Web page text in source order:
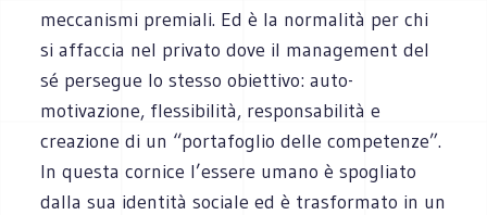
meccanismi premiali. Ed è la normalità per chi
si affaccia nel privato dove il management del
sé persegue lo stesso obiettivo: auto-
motivazione, flessibilità, responsabilità e
creazione di un “portafoglio delle competenze”.
In questa cornice l’essere umano è spogliato
dalla sua identità sociale ed è trasformato in un